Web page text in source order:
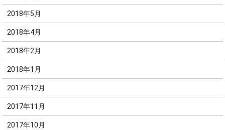
2018年5月
2018年4月
2018年2月
2018年1月
2017年12月
2017年11月
2017年10月